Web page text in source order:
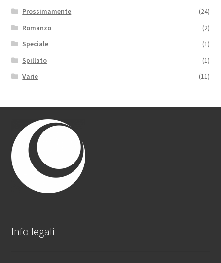
Prossimamente
(24)
Romanzo
(2)
Speciale
(1)
Spillato
(1)
Varie
(11)
Info legali